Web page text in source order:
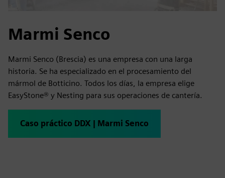
Marmi Senco
Marmi Senco (Brescia) es una empresa con una larga
historia. Se ha especializado en el procesamiento del
mármol de Botticino. Todos los días, la empresa elige
EasyStone® y Nesting para sus operaciones de cantería.
Caso práctico DDX | Marmi Senco